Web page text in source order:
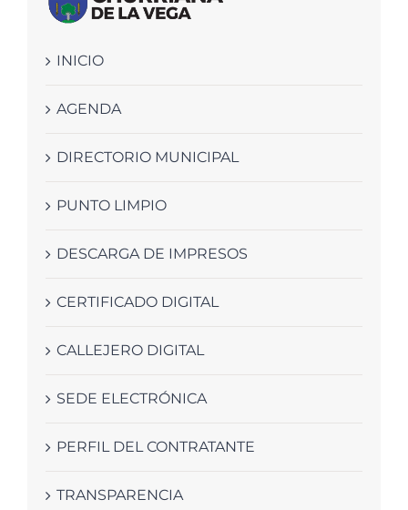
INICIO
AGENDA
DIRECTORIO MUNICIPAL
PUNTO LIMPIO
DESCARGA DE IMPRESOS
CERTIFICADO DIGITAL
CALLEJERO DIGITAL
SEDE ELECTRÓNICA
PERFIL DEL CONTRATANTE
TRANSPARENCIA